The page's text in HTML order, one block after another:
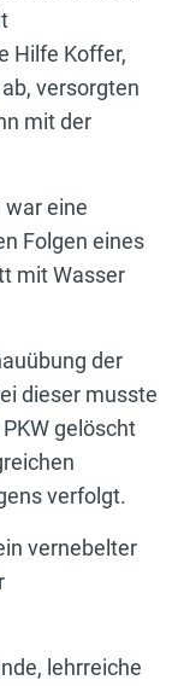
Hilfe Koffer,
versorgten
mit der
war eine
Folgen eines
mit Wasser
der
dieser musste
gelöscht
verfolgt.
vernebelter
lehrreiche